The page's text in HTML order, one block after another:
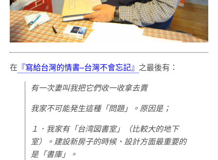
在 『寫給台灣的情書–台灣不會忘記』 之最後有：
有一次妻叫我把它們收一收拿去賣
我家不可能発生這種「問題」。原因是；
１．我家有「台湾図書室」（比較大的地下
室）。建設新房子的時候、設計方面最重要的
是「書庫」。